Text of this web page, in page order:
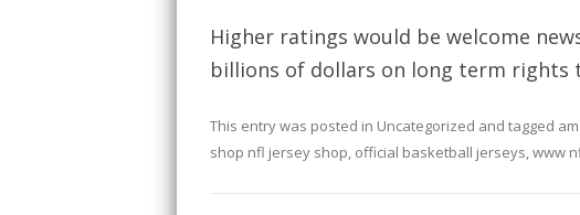
Higher ratings would be welcome
billions of dollars on long term rights
This entry was posted in Uncategorized and tagged
shop nfl jersey shop, official basketball jerseys,www